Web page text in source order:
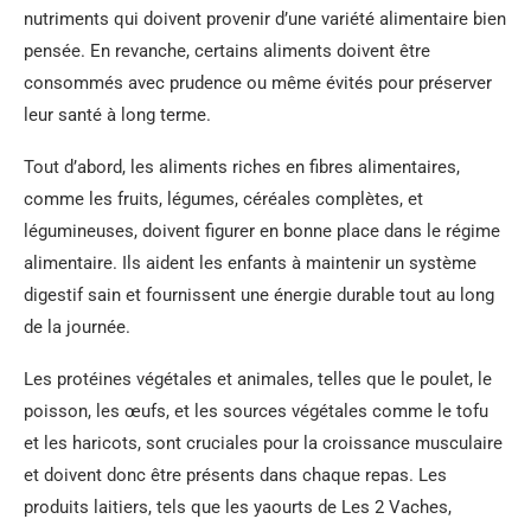
nutriments qui doivent provenir d’une variété alimentaire bien
pensée. En revanche, certains aliments doivent être
consommés avec prudence ou même évités pour préserver
leur santé à long terme.
Tout d’abord, les aliments riches en fibres alimentaires,
comme les fruits, légumes, céréales complètes, et
légumineuses, doivent figurer en bonne place dans le régime
alimentaire. Ils aident les enfants à maintenir un système
digestif sain et fournissent une énergie durable tout au long
de la journée.
Les protéines végétales et animales, telles que le poulet, le
poisson, les œufs, et les sources végétales comme le tofu
et les haricots, sont cruciales pour la croissance musculaire
et doivent donc être présents dans chaque repas. Les
produits laitiers, tels que les yaourts de Les 2 Vaches,